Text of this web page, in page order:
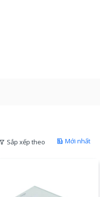
Sắp xếp theo Mới nhất